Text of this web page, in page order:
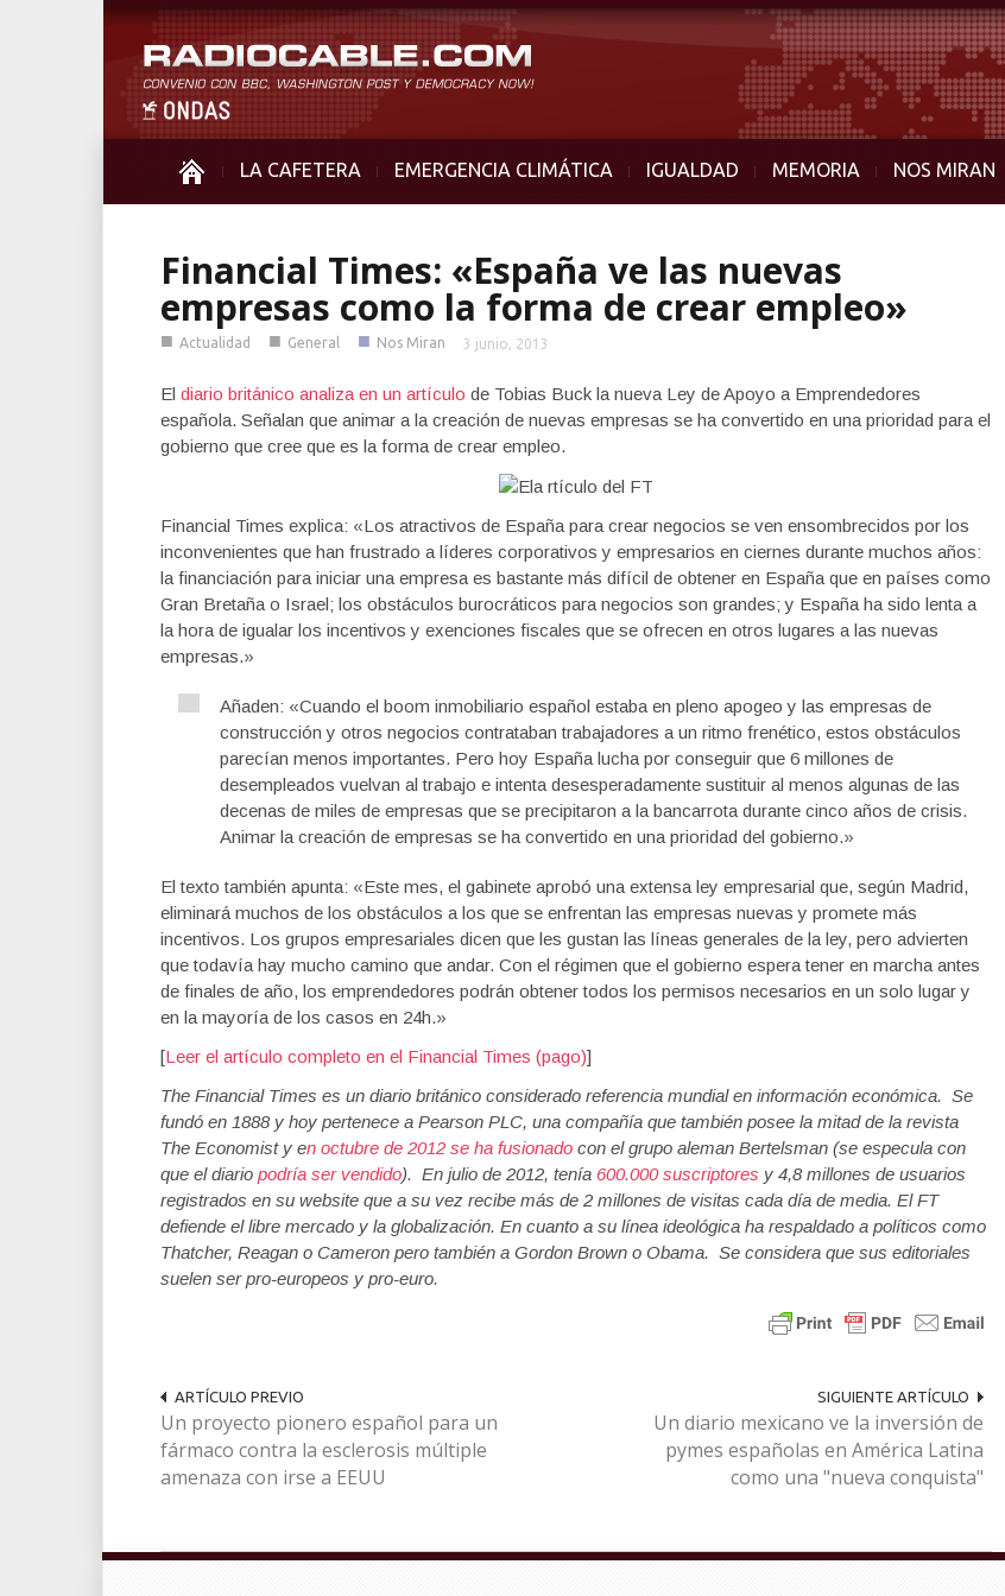
LA CAFETERA EMERGENCIA CLIMÁTICA IGUALDAD MEMORIA NOS MIRAN
Financial Times: «España ve las nuevas
empresas como la forma de crear empleo»
■ Actualidad ■ General ■ Nos Miran 3 junio, 2013
El diario británico analiza en un artículo de Tobias Buck la nueva Ley de Apoyo a Emprendedores
española. Señalan que animar a la creación de nuevas empresas se ha convertido en una prioridad para el
gobierno que cree que es la forma de crear empleo.
Financial Times explica: «Los atractivos de España para crear negocios se ven ensombrecidos por los
inconvenientes que han frustrado a líderes corporativos y empresarios en ciernes durante muchos años:
la financiación para iniciar una empresa es bastante más difícil de obtener en España que en países como
Gran Bretaña o Israel; los obstáculos burocráticos para negocios son grandes; y España ha sido lenta a
la hora de igualar los incentivos y exenciones fiscales que se ofrecen en otros lugares a las nuevas
empresas.»
Añaden: «Cuando el boom inmobiliario español estaba en pleno apogeo y las empresas de
construcción y otros negocios contrataban trabajadores a un ritmo frenético, estos obstáculos
parecían menos importantes. Pero hoy España lucha por conseguir que 6 millones de
desempleados vuelvan al trabajo e intenta desesperadamente sustituir al menos algunas de las
decenas de miles de empresas que se precipitaron a la bancarrota durante cinco años de crisis.
Animar la creación de empresas se ha convertido en una prioridad del gobierno.»
El texto también apunta: «Este mes, el gabinete aprobó una extensa ley empresarial que, según Madrid,
eliminará muchos de los obstáculos a los que se enfrentan las empresas nuevas y promete más
incentivos. Los grupos empresariales dicen que les gustan las líneas generales de la ley, pero advierten
que todavía hay mucho camino que andar. Con el régimen que el gobierno espera tener en marcha antes
de finales de año, los emprendedores podrán obtener todos los permisos necesarios en un solo lugar y
en la mayoría de los casos en 24h.»
[Leer el artículo completo en el Financial Times (pago)]
The Financial Times es un diario británico considerado referencia mundial en información económica. Se
fundó en 1888 y hoy pertenece a Pearson PLC, una compañía que también posee la mitad de la revista
The Economist y en octubre de 2012 se ha fusionado con el grupo aleman Bertelsman (se especula con
que el diario podría ser vendido). En julio de 2012, tenía 600.000 suscriptores y 4,8 millones de usuarios
registrados en su website que a su vez recibe más de 2 millones de visitas cada día de media. El FT
defiende el libre mercado y la globalización. En cuanto a su línea ideológica ha respaldado a políticos como
Thatcher, Reagan o Cameron pero también a Gordon Brown o Obama. Se considera que sus editoriales
suelen ser pro-europeos y pro-euro.
ARTÍCULO PREVIO
Un proyecto pionero español para un
fármaco contra la esclerosis múltiple
amenaza con irse a EEUU
SIGUIENTE ARTÍCULO
Un diario mexicano ve la inversión de
pymes españolas en América Latina
como una "nueva conquista"